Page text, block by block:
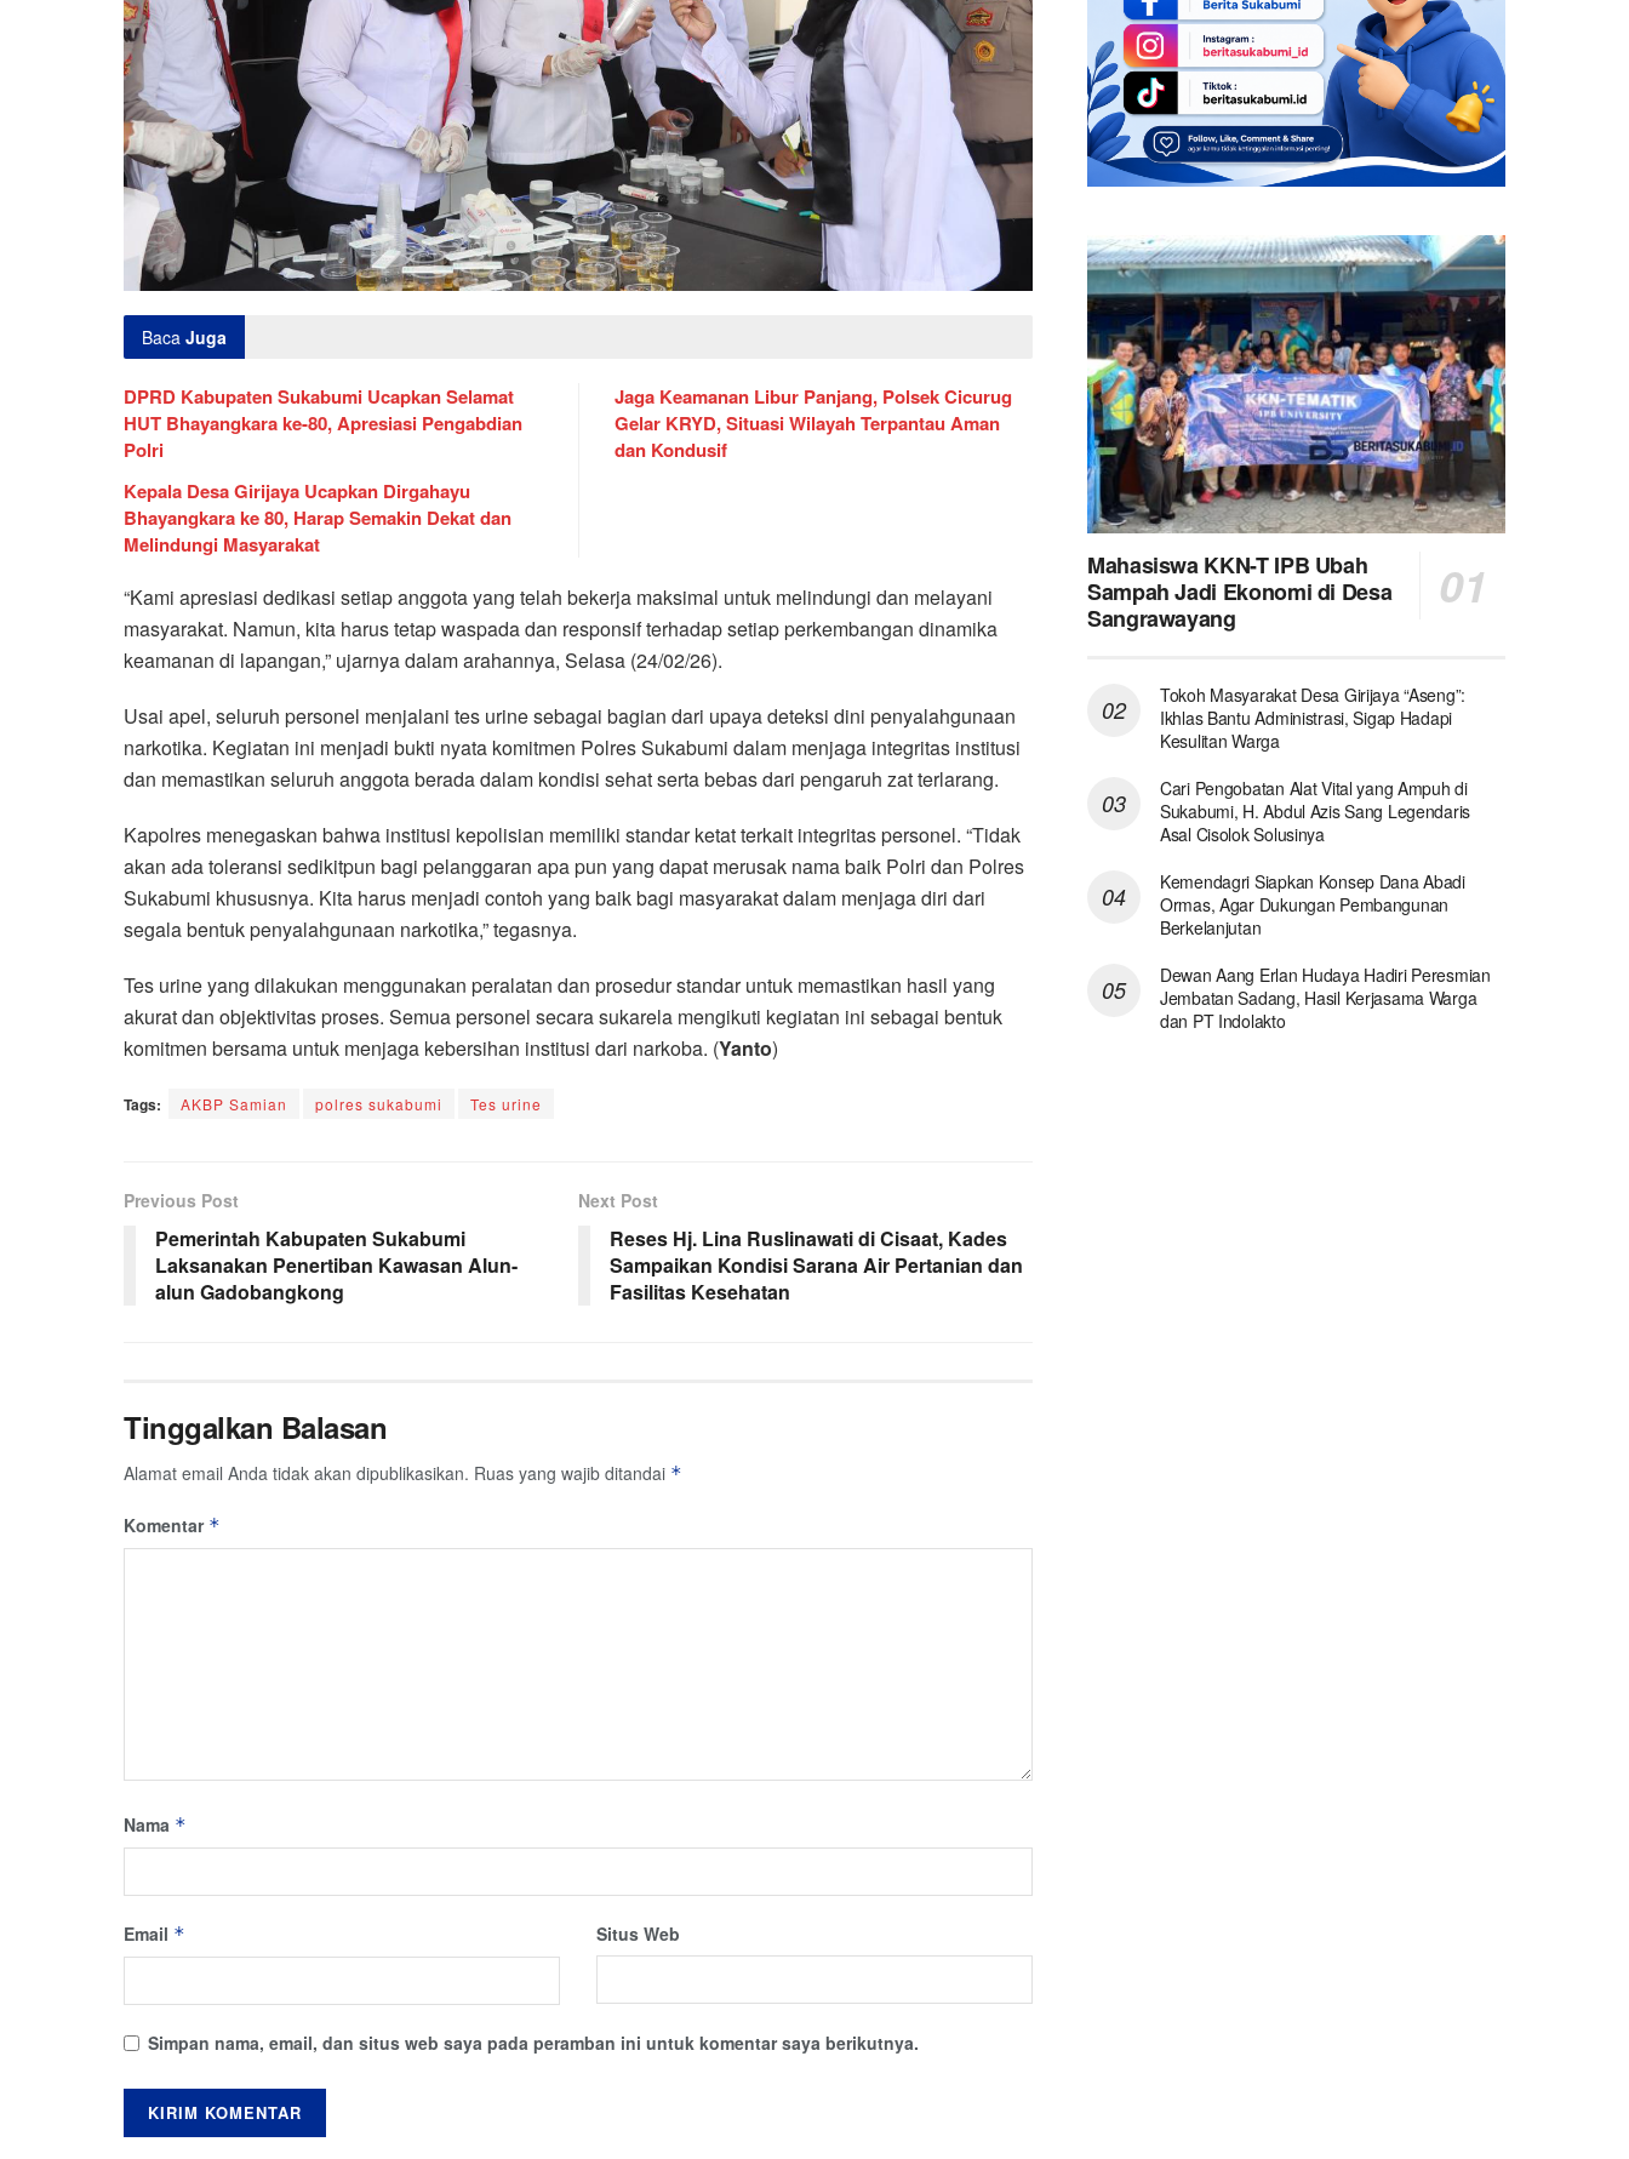
Baca Juga
DPRD Kabupaten Sukabumi Ucapkan Selamat
HUT Bhayangkara ke-80, Apresiasi Pengabdian
Polri
Kepala Desa Girijaya Ucapkan Dirgahayu
Bhayangkara ke 80, Harap Semakin Dekat dan
Melindungi Masyarakat
Jaga Keamanan Libur Panjang, Polsek Cicurug
Gelar KRYD, Situasi Wilayah Terpantau Aman
dan Kondusif
“Kami apresiasi dedikasi setiap anggota yang telah bekerja maksimal untuk melindungi dan melayani
masyarakat. Namun, kita harus tetap waspada dan responsif terhadap setiap perkembangan dinamika
keamanan di lapangan,” ujarnya dalam arahannya, Selasa (24/02/26).
Usai apel, seluruh personel menjalani tes urine sebagai bagian dari upaya deteksi dini penyalahgunaan
narkotika. Kegiatan ini menjadi bukti nyata komitmen Polres Sukabumi dalam menjaga integritas institusi
dan memastikan seluruh anggota berada dalam kondisi sehat serta bebas dari pengaruh zat terlarang.
Kapolres menegaskan bahwa institusi kepolisian memiliki standar ketat terkait integritas personel. “Tidak
akan ada toleransi sedikitpun bagi pelanggaran apa pun yang dapat merusak nama baik Polri dan Polres
Sukabumi khususnya. Kita harus menjadi contoh yang baik bagi masyarakat dalam menjaga diri dari
segala bentuk penyalahgunaan narkotika,” tegasnya.
Tes urine yang dilakukan menggunakan peralatan dan prosedur standar untuk memastikan hasil yang
akurat dan objektivitas proses. Semua personel secara sukarela mengikuti kegiatan ini sebagai bentuk
komitmen bersama untuk menjaga kebersihan institusi dari narkoba. (Yanto)
Tags: AKBP Samian polres sukabumi Tes urine
Previous Post
Pemerintah Kabupaten Sukabumi
Laksanakan Penertiban Kawasan Alun-
alun Gadobangkong
Next Post
Reses Hj. Lina Ruslinawati di Cisaat, Kades
Sampaikan Kondisi Sarana Air Pertanian dan
Fasilitas Kesehatan
Tinggalkan Balasan
Alamat email Anda tidak akan dipublikasikan. Ruas yang wajib ditandai *
Komentar *
Nama *
Email * Situs Web
Simpan nama, email, dan situs web saya pada peramban ini untuk komentar saya berikutnya.
Mahasiswa KKN-T IPB Ubah
Sampah Jadi Ekonomi di Desa
Sangrawayang
Tokoh Masyarakat Desa Girijaya “Aseng”:
Ikhlas Bantu Administrasi, Sigap Hadapi
Kesulitan Warga
Cari Pengobatan Alat Vital yang Ampuh di
Sukabumi, H. Abdul Azis Sang Legendaris
Asal Cisolok Solusinya
Kemendagri Siapkan Konsep Dana Abadi
Ormas, Agar Dukungan Pembangunan
Berkelanjutan
Dewan Aang Erlan Hudaya Hadiri Peresmian
Jembatan Sadang, Hasil Kerjasama Warga
dan PT Indolakto